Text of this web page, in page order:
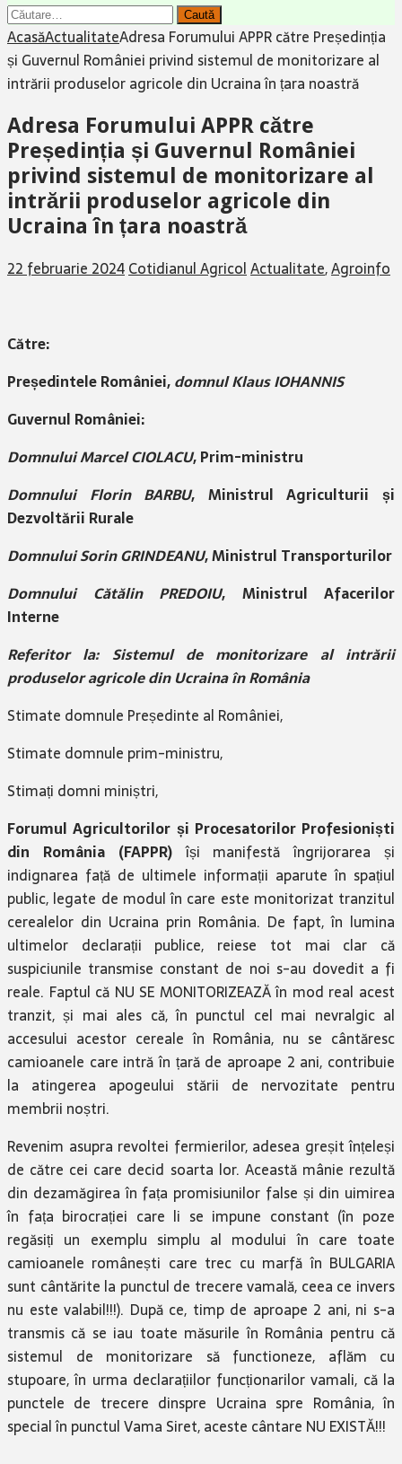
Caută
după:
AcasăActualitateAdresa Forumului APPR către Președinția
și Guvernul României privind sistemul de monitorizare al
intrării produselor agricole din Ucraina în țara noastră
Adresa Forumului APPR către
Președinția și Guvernul României
privind sistemul de monitorizare al
intrării produselor agricole din
Ucraina în țara noastră
22 februarie 2024Cotidianul AgricolActualitate,Agroinfo
Către:
Președintele României,domnul Klaus IOHANNIS
Guvernul României:
Domnului Marcel CIOLACU, Prim-ministru
Domnului Florin BARBU, Ministrul Agriculturii și
Dezvoltării Rurale
Domnului Sorin GRINDEANU, Ministrul Transporturilor
Domnului Cătălin PREDOIU, Ministrul Afacerilor
Interne
Referitor la: Sistemul de monitorizare al intrării
produselor agricole din Ucraina în România
Stimate domnule Președinte al României,
Stimate domnule prim-ministru,
Stimați domni miniștri,
Forumul Agricultorilor și Procesatorilor Profesioniști
din România (FAPPR)își manifestă îngrijorarea și
indignarea față de ultimele informații aparute în spațiul
public, legate de modul în care este monitorizat tranzitul
cerealelor din Ucraina prin România. De fapt, în lumina
ultimelor declarații publice, reiese tot mai clar că
suspiciunile transmise constant de noi s-au dovedit a fi
reale. Faptul că NU SE MONITORIZEAZĂ în mod real acest
tranzit, și mai ales că, în punctul cel mai nevralgic al
accesului acestor cereale în România, nu se cântăresc
camioanele care intră în țară de aproape 2 ani, contribuie
la atingerea apogeului stării de nervozitate pentru
membrii noștri.
Revenim asupra revoltei fermierilor, adesea greșit înțeleși
de către cei care decid soarta lor. Această mânie rezultă
din dezamăgirea în fața promisiunilor false și din uimirea
în fața birocrației care li se impune constant (în poze
regăsiți un exemplu simplu al modului în care toate
camioanele românești care trec cu marfă în BULGARIA
sunt cântărite la punctul de trecere vamală, ceea ce invers
nu este valabil!!!). După ce, timp de aproape 2 ani, ni s-a
transmis că se iau toate măsurile în România pentru că
sistemul de monitorizare să functioneze, aflăm cu
stupoare, în urma declarațiilor funcționarilor vamali, că la
punctele de trecere dinspre Ucraina spre România, în
special în punctul Vama Siret, aceste cântare NU EXISTĂ!!!